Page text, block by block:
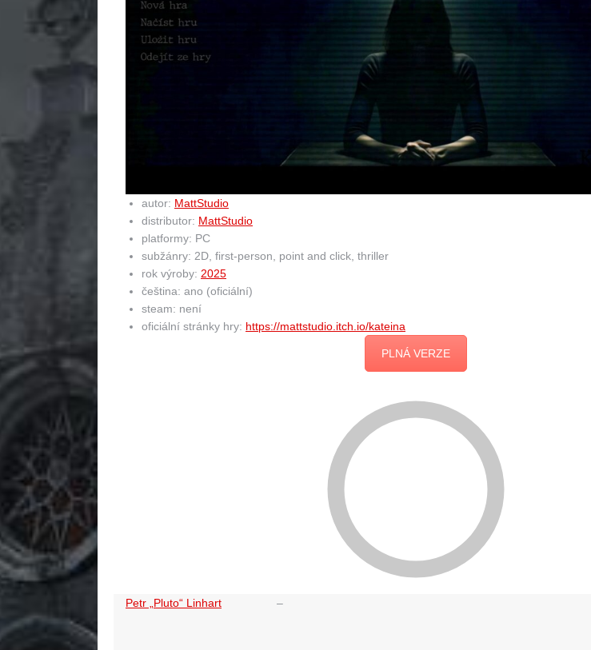
autor: MattStudio
distributor: MattStudio
platformy: PC
subžánry: 2D, first-person, point and click, thriller
rok výroby: 2025
čeština: ano (oficiální)
steam: není
oficiální stránky hry: https://mattstudio.itch.io/kateina
PLNÁ VERZE
Petr „Pluto“ Linhart –